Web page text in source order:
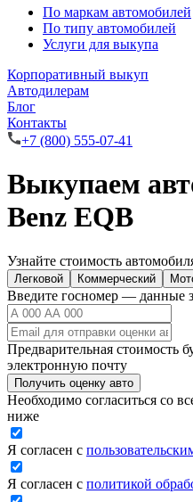
По маркам автомобилей
По типу автомобилей
Услуги для выкупа
Корпоративный выкуп
Автодилерам
Блог
Контакты
+7 (800) 555-07-41
Выкупаем
Benz EQB
Узнайте стоимость
Легковой Коммерческий
Введите госномер — данные
Предварительная стоимость
электронную почту
Получить оценку авто
Необходимо согласиться со
ниже
Я согласен с
Я согласен с политикой